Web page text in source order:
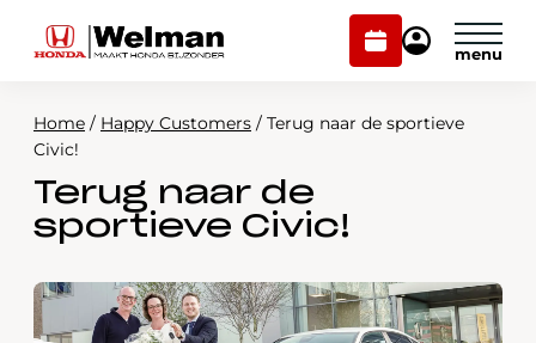
Plan
onderhoud
Mijn
Modellen
Voorraad
Over ons
Plan onderhoud
Home / Happy Customers / Terug naar de sportieve
Civic!
Terug naar de
sportieve Civic!